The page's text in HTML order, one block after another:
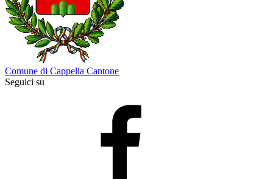
Comune di Cappella Cantone
Seguici su